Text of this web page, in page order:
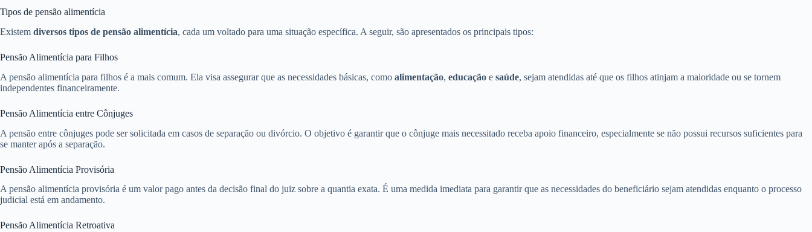
Tipos de pensão alimentícia
Existem diversos tipos de pensão alimentícia, cada um voltado para uma situação específica. A seguir, são apresentados os principais tipos:
Pensão Alimentícia para Filhos
A pensão alimentícia para filhos é a mais comum. Ela visa assegurar que as necessidades básicas, como alimentação, educação e saúde, sejam atendidas até que os filhos atinjam a maioridade ou se tornem
independentes financeiramente.
Pensão Alimentícia entre Cônjuges
A pensão entre cônjuges pode ser solicitada em casos de separação ou divórcio. O objetivo é garantir que o cônjuge mais necessitado receba apoio financeiro, especialmente se não possui recursos suficientes para
se manter após a separação.
Pensão Alimentícia Provisória
A pensão alimentícia provisória é um valor pago antes da decisão final do juiz sobre a quantia exata. É uma medida imediata para garantir que as necessidades do beneficiário sejam atendidas enquanto o processo
judicial está em andamento.
Pensão Alimentícia Retroativa